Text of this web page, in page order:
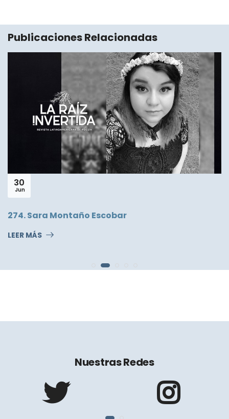
Publicaciones Relacionadas
Legna Rodríguez Iglesias
Nuestras Redes